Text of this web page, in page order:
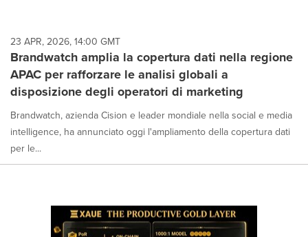
23 APR, 2026, 14:00 GMT
Brandwatch amplia la copertura dati nella regione
APAC per rafforzare le analisi globali a
disposizione degli operatori di marketing
Brandwatch, azienda Cision e leader mondiale nella social e media
intelligence, ha annunciato oggi l'ampliamento della copertura dati
per le...